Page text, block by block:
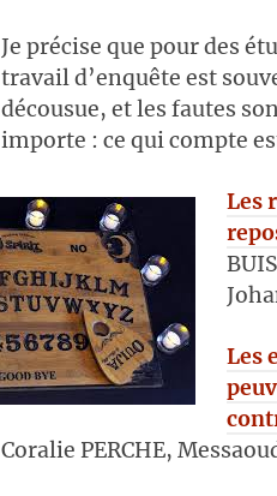
Je précise que pour des
travail d’enquête est
décousue, et les fautes
importe : ce qui compte
Les
Les
Coralie PERCHE,